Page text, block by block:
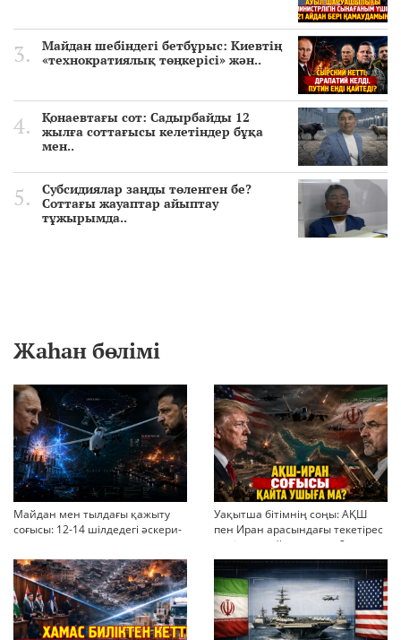
Майдан шебіндегі бетбұрыс: Киевтің
«технократиялық төңкерісі» жән..
Қонаевтағы сот: Садырбайды 12
жылға соттағысы келетіндер бұқа
мен..
Субсидиялар заңды төленген бе?
Соттағы жауаптар айыптау
тұжырымда..
Жаһан бөлімі
Майдан мен тылдағы қажыту
соғысы: 12-14 шілдедегі әскери-
Уақытша бітімнің соңы: АҚШ
пен Иран арасындағы текетірес
неліктен қайта ушықты?